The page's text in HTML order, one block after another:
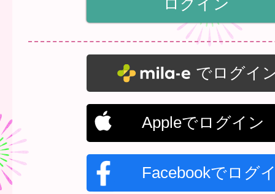
でログイ
Appleでログイン
Facebookでログ